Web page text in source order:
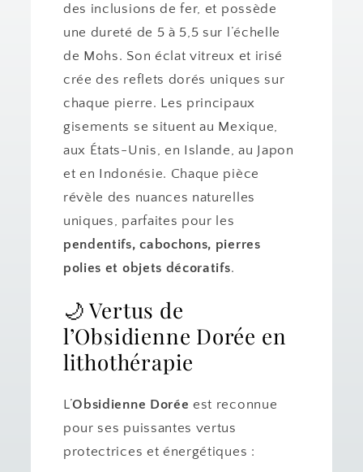
des inclusions de fer, et possède
une dureté de 5 à 5,5 sur l’échelle
de Mohs. Son éclat vitreux et irisé
crée des reflets dorés uniques sur
chaque pierre. Les principaux
gisements se situent au Mexique,
aux États-Unis, en Islande, au Japon
et en Indonésie. Chaque pièce
révèle des nuances naturelles
uniques, parfaites pour les
pendentifs, cabochons, pierres
polies et objets décoratifs.
🌙 Vertus de
l’Obsidienne Dorée en
lithothérapie
L’Obsidienne Dorée est reconnue
pour ses puissantes vertus
protectrices et énergétiques :